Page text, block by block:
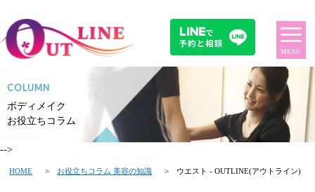
COLUMN
ボディメイク
お役立ちコラム
-->
MENU
HOME > お役立ちコラム 美容の知識 > ウエスト - OUTLINE(アウトライン)